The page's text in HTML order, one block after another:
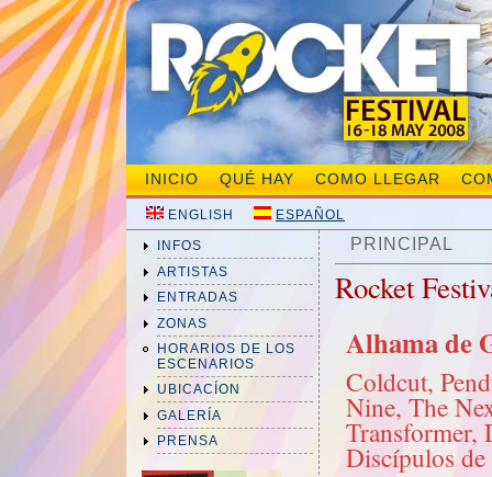
INICIO QUÉ HAY COMO LLEGAR
ENGLISH ESPAÑOL
INFOS
ARTISTAS
ENTRADAS
ZONAS
HORARIOS DE LOS
ESCENARIOS
UBICACÍON
GALERÍA
PRENSA
PRINCIPAL
Rocket
Alhama de
Coldcut,
Nine, The
Transformer,
Discípulos